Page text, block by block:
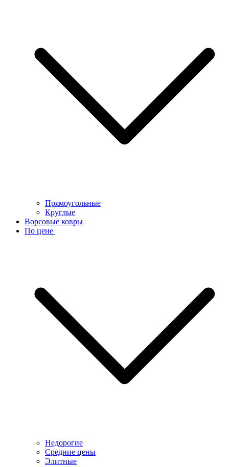
Прямоугольные
Круглые
Ворсовые ковры
По цене
Недорогие
Средние цены
Элитные